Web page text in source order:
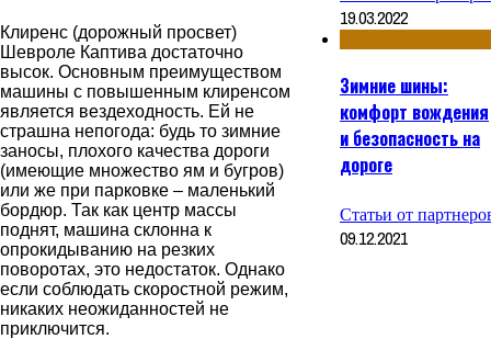
Клиренс (дорожный просвет)
Шевроле Каптива достаточно
высок. Основным преимуществом
машины с повышенным клиренсом
является вездеходность. Ей не
страшна непогода: будь то зимние
заносы, плохого качества дороги
(имеющие множество ям и бугров)
или же при парковке – маленький
бордюр. Так как центр массы
поднят, машина склонна к
опрокидыванию на резких
поворотах, это недостаток. Однако
если соблюдать скоростной режим,
никаких неожиданностей не
приключится.
19.03.2022
Зимние шины:
комфорт вождения
и безопасность на
дороге
Статьи от
09.12.2021